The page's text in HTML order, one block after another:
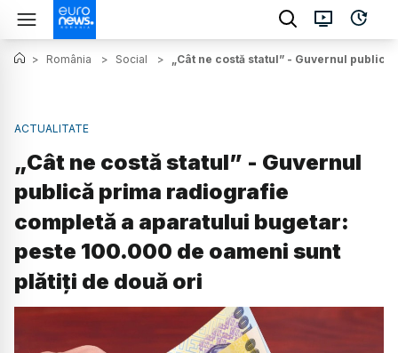
> România > Social > „Cât ne costă statul” - Guvernul
ACTUALITATE
„Cât ne costă statul” - Guvernul
publică prima radiografie
completă a aparatului bugetar:
peste 100.000 de oameni sunt
plătiți de două ori